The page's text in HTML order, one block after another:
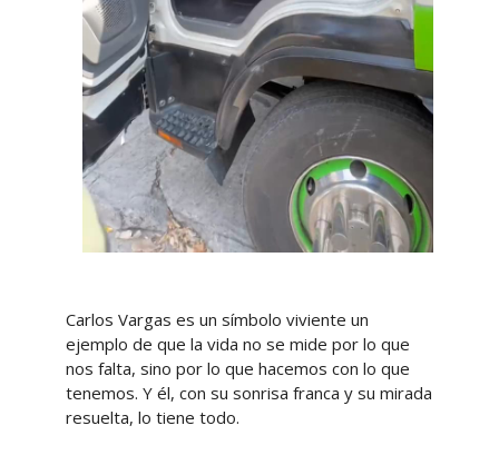
Carlos Vargas es un símbolo viviente un
ejemplo de que la vida no se mide por lo que
nos falta, sino por lo que hacemos con lo que
tenemos. Y él, con su sonrisa franca y su mirada
resuelta, lo tiene todo.